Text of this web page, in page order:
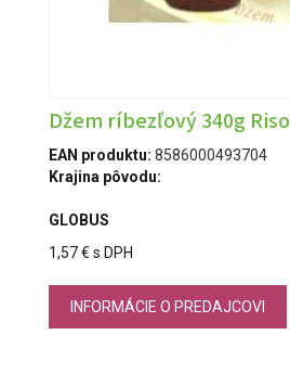
Džem ríbezľový 340g Riso
EAN produktu: 8586000493704
Krajina pôvodu:
GLOBUS
1,57 € s DPH
INFORMÁCIE O PREDAJCOVI